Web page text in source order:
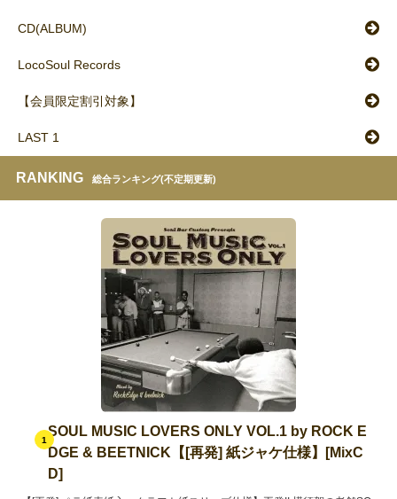
CD(ALBUM)
LocoSoul Records
【会員限定割引対象】
LAST 1
RANKING 総合ランキング(不定期更新)
1
SOUL MUSIC LOVERS ONLY VOL.1 by ROCK E
DGE & BEETNICK【[再発] 紙ジャケ仕様】[MixC
D]